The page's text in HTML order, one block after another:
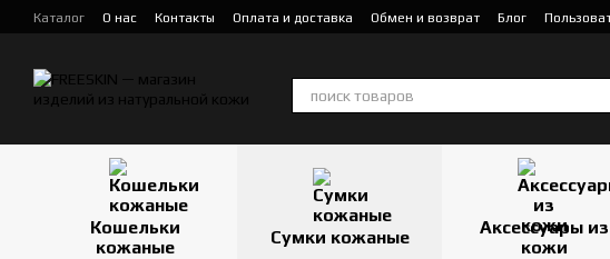
Перейти к основному контенту
Каталог О нас Контакты Оплата и доставка Обмен и возврат Блог
Кошельки
кожаные
Сумки кожаные
Аксессуары из
кожи